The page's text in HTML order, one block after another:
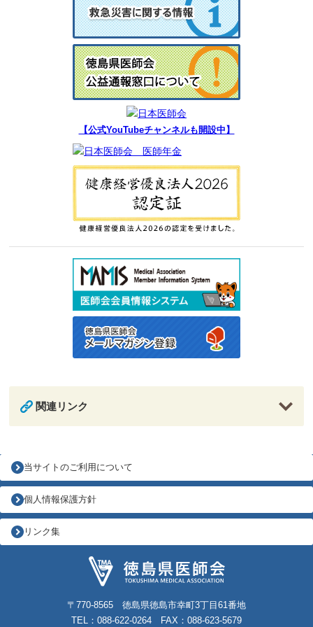
【公式YouTubeチャンネルも開設中】
関連リンク
〒770-8565 徳島県徳島市幸町3丁目61番地
TEL：088-622-0264 FAX：088-623-5679
当サイトのご利用について
個人情報保護方針
リンク集